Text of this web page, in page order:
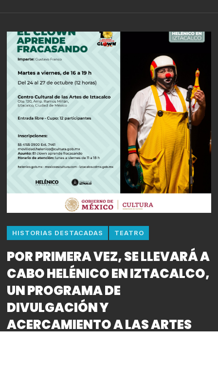
HISTORIAS DESTACADAS TEATRO
POR PRIMERA VEZ, SE LLEVARÁ A
CABO HELÉNICO EN IZTACALCO,
UN PROGRAMA DE
DIVULGACIÓN Y
ACERCAMIENTO A LAS ARTES